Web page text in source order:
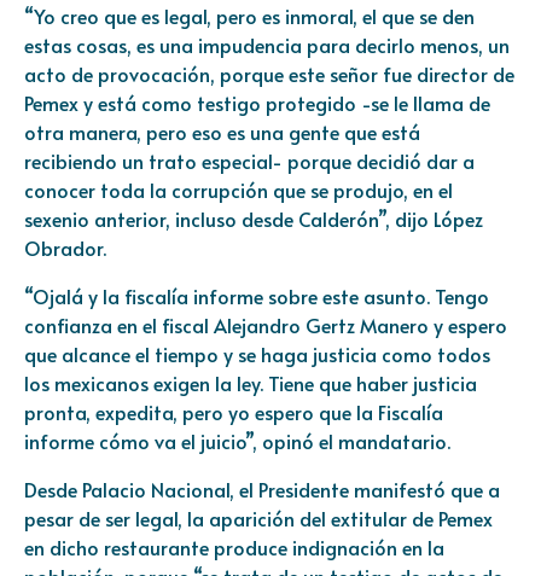
“Yo creo que es legal, pero es inmoral, el que se den
estas cosas, es una impudencia para decirlo menos, un
acto de provocación, porque este señor fue director de
Pemex y está como testigo protegido -se le llama de
otra manera, pero eso es una gente que está
recibiendo un trato especial- porque decidió dar a
conocer toda la corrupción que se produjo, en el
sexenio anterior, incluso desde Calderón”, dijo López
Obrador.
“Ojalá y la fiscalía informe sobre este asunto. Tengo
confianza en el fiscal Alejandro Gertz Manero y espero
que alcance el tiempo y se haga justicia como todos
los mexicanos exigen la ley. Tiene que haber justicia
pronta, expedita, pero yo espero que la Fiscalía
informe cómo va el juicio”, opinó el mandatario.
Desde Palacio Nacional, el Presidente manifestó que a
pesar de ser legal, la aparición del extitular de Pemex
en dicho restaurante produce indignación en la